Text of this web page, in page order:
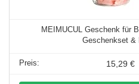
MEIMUCUL Geschenk für
Geschenkset &
15,29 €